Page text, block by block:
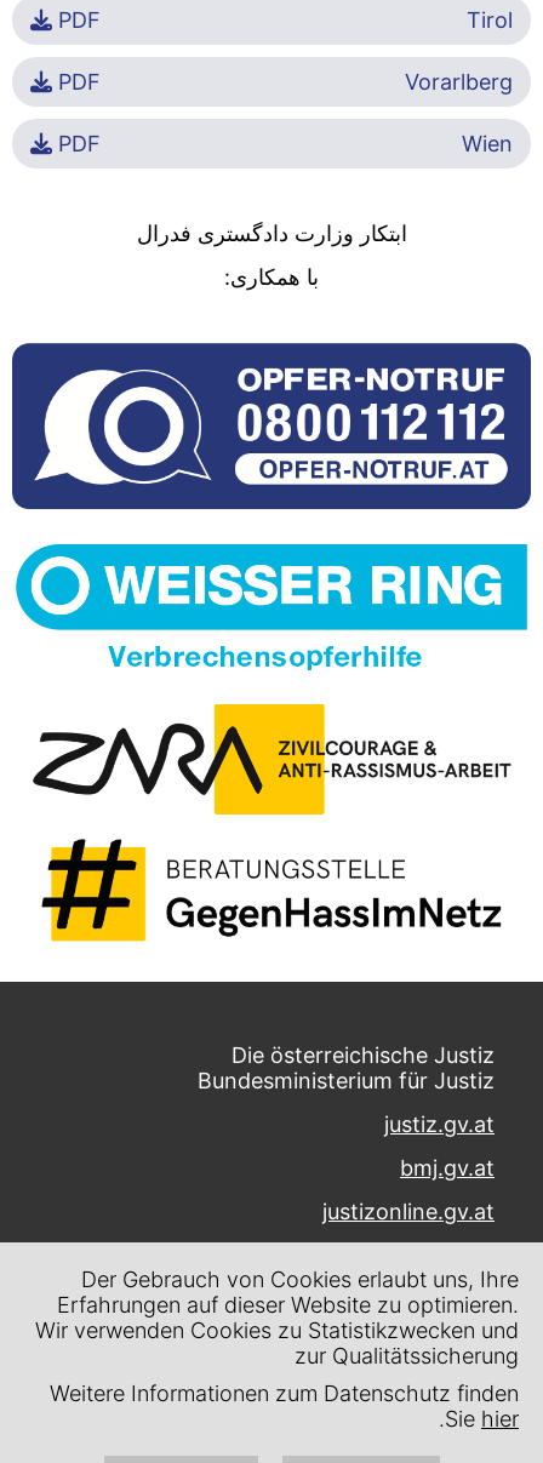
Tirol
PDF
Vorarlberg
PDF
Wien
PDF
ابتکار وزارت دادگستری فدرال
با همکاری:
Die österreichische Justiz
Bundesministerium für Justiz
justiz.gv.at
bmj.gv.at
justizonline.gv.at
Museumstraße 7
1070 Wien
Kontakt
Impressum
Der Gebrauch von Cookies erlaubt uns, Ihre
Erfahrungen auf dieser Website zu optimieren.
Wir verwenden Cookies zu Statistikzwecken und
zur Qualitätssicherung
Weitere Informationen zum Datenschutz finden
Sie hier
.